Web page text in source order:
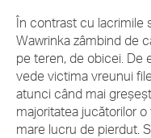
În contrast cu lacrimile
Wawrinka zâmbind de
pe teren, de obicei. De
vede victima vreunui
atunci când mai
majoritatea jucătorilor
mare lucru de pierdut.